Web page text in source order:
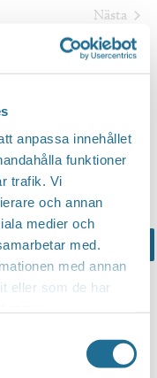
anpassa innehållet
funktioner
trafik. Vi
och annan
medier och
med.
med annan
eller som de har
Nästa
Search